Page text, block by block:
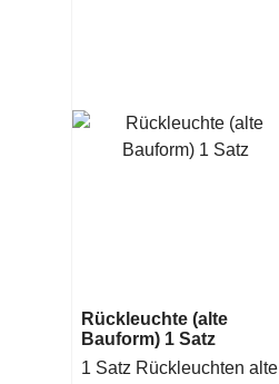
Rückleuchte (alte
Bauform) 1 Satz
1 Satz Rückleuchten alte